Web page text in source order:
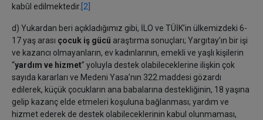
kabûl edilmektedir. [2]
d) Yukardan beri açıkladığımız gibi, İLO ve TÜİK’in ülkemizdeki 6-
17 yaş arası çocuk iş gücü araştırma sonuçları; Yargıtay’ın bir işi
ve kazancı olmayanların, ev kadınlarının, emekli ve yaşlı kişilerin
“yardım ve hizmet” yoluyla destek olabileceklerine ilişkin çok
sayıda kararları ve Medeni Yasa’nın 322.maddesi gözardı
edilerek, küçük çocukların ana babalarına destekliğinin, 18 yaşına
gelip kazanç elde etmeleri koşuluna bağlanması; yardım ve
hizmet ederek de destek olabileceklerinin kabul olunmaması,